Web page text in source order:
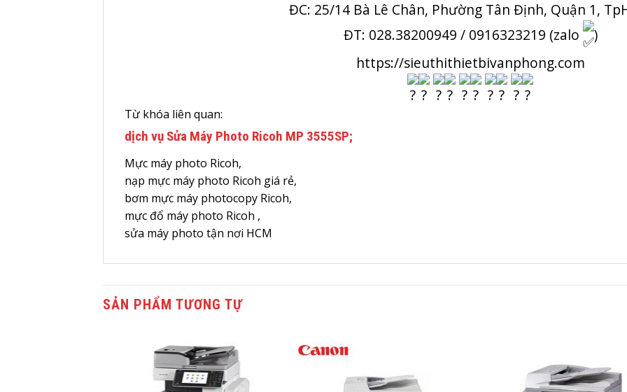
ĐC: 25/14 Bà Lê Chân, Phường Tân Định, Quận 1,
ĐT: 028.38200949 / 0916323219 (zalo
)
https://sieuthithietbivanphong.com
Từ khóa liên quan:
dịch vụ Sửa Máy Photo Ricoh MP 3555SP;
Mực máy photo Ricoh,
nạp mực máy photo Ricoh giá rẻ,
bơm mực máy photocopy Ricoh,
mực đổ máy photo Ricoh ,
sửa máy photo tận nơi HCM
SẢN PHẨM TƯƠNG TỰ